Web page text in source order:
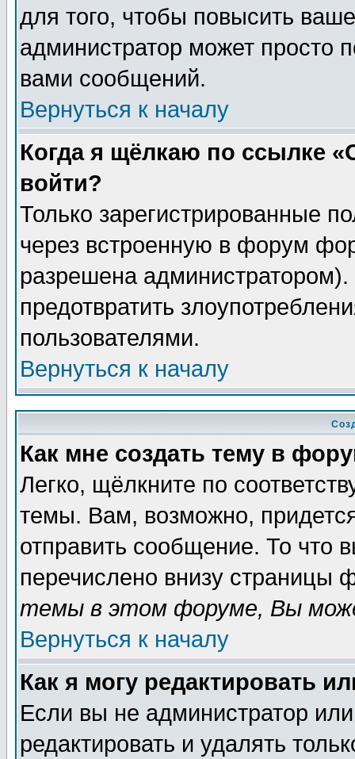
для того, чтобы повысить
администратор может просто
вами сообщений.
Вернуться к началу
Когда я щёлкаю по ссылке
войти?
Только зарегистрированные
через встроенную в форум
разрешена
предотвратить
пользователями.
Вернуться к началу
Как мне создать тему в
Легко, щёлкните по
темы. Вам, возможно,
отправить сообщение. То что
перечислено внизу страницы
темы в этом форуме, Вы
Вернуться к началу
Как я могу редактировать
Если вы не администратор
редактировать и удалять